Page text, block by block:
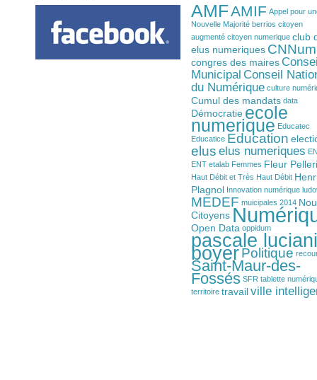
AMFAMIF Appel pour
Nouvelle Majorité berrios citoyen
augmenté citoyen numerique club
elus numeriques CNNum
congres des maires
Municipal Conseil
du Numérique culture
Cumul des mandats data
Démocratie ecole
numerique Educatec
Educatice Education
elus elus numeriques
ENT etalab Femmes Fleur
Haut Débit et Très Haut Débit
Plagnol Innovation numérique
MEDEF muicipales 2014
Citoyens
Open Data oppidum
pascale
boyerPolitique
Saint-Maur-des-
Fossés SFR tablette
territoire travailville